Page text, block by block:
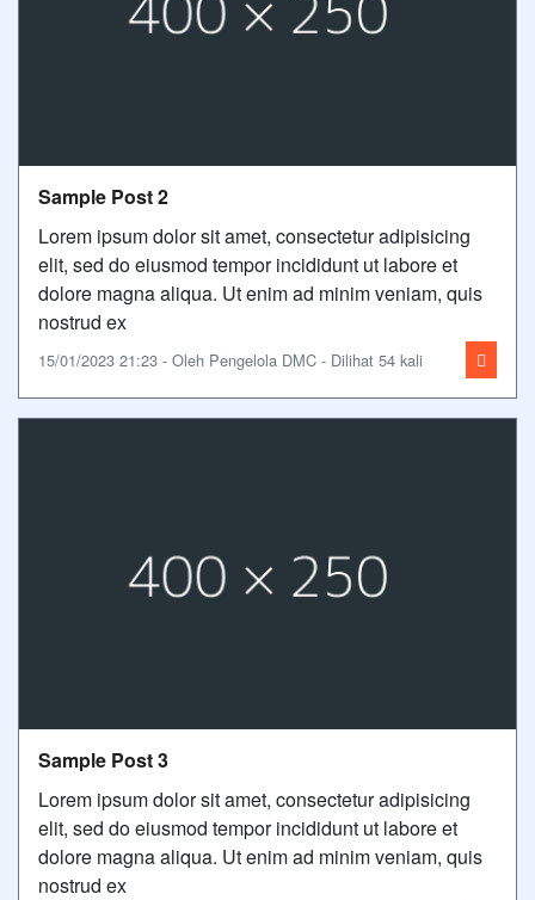
Sample Post 2
Lorem ipsum dolor sit amet, consectetur adipisicing
elit, sed do eiusmod tempor incididunt ut labore et
dolore magna aliqua. Ut enim ad minim veniam, quis
nostrud ex
15/01/2023 21:23 - Oleh Pengelola DMC - Dilihat 54 kali
Sample Post 3
Lorem ipsum dolor sit amet, consectetur adipisicing
elit, sed do eiusmod tempor incididunt ut labore et
dolore magna aliqua. Ut enim ad minim veniam, quis
nostrud ex